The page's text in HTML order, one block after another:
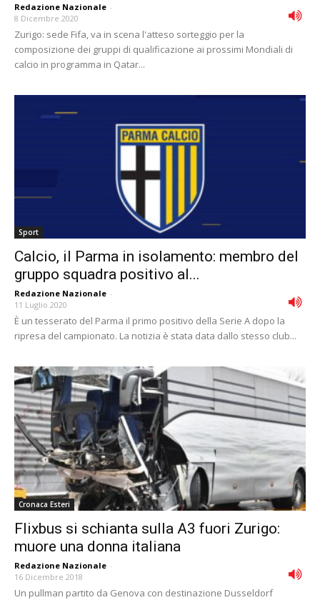
Redazione Nazionale -
8 Dicembre 2020
Zurigo: sede Fifa, va in scena l'atteso sorteggio per la
composizione dei gruppi di qualificazione ai prossimi Mondiali di
calcio in programma in Qatar...
Sport
Calcio, il Parma in isolamento: membro del
gruppo squadra positivo al...
Redazione Nazionale -
11 Luglio 2020
È un tesserato del Parma il primo positivo della Serie A dopo la
ripresa del campionato. La notizia è stata data dallo stesso club...
Cronaca Esteri
Flixbus si schianta sulla A3 fuori Zurigo:
muore una donna italiana
Redazione Nazionale -
16 Dicembre 2018
Un pullman partito da Genova con destinazione Dusseldorf